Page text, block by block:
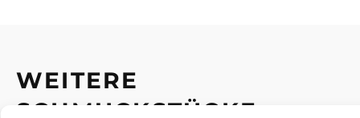
WEITERE
SCHMUCKSTÜCKE